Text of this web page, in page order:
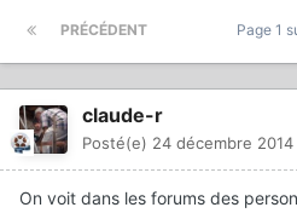
PRÉCÉDENT Page 1
claude-r
Posté(e) 24 décembre 2014
On voit dans les forums des